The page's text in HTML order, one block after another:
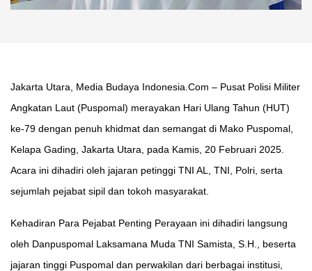
Jakarta Utara, Media Budaya Indonesia.Com – Pusat Polisi Militer
Angkatan Laut (Puspomal) merayakan Hari Ulang Tahun (HUT)
ke-79 dengan penuh khidmat dan semangat di Mako Puspomal,
Kelapa Gading, Jakarta Utara, pada Kamis, 20 Februari 2025.
Acara ini dihadiri oleh jajaran petinggi TNI AL, TNI, Polri, serta
sejumlah pejabat sipil dan tokoh masyarakat.
Kehadiran Para Pejabat Penting Perayaan ini dihadiri langsung
oleh Danpuspomal Laksamana Muda TNI Samista, S.H., beserta
jajaran tinggi Puspomal dan perwakilan dari berbagai institusi,